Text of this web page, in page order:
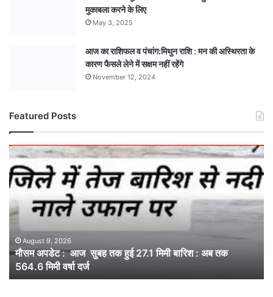
मुकाबला करने के लिए
May 3, 2025
आज का राशिफल व पंचांग:मिथुन राशि : मन की अस्थिरता के
कारण फैसले लेने में सक्षम नहीं रहेंगे
November 12, 2024
Featured Posts
अपडेट
:
आज
सुबह
तक
27.1
मिमी
बारिश
:
August 9, 2026
मौसम अपडेट : आज सुबह तक हुई 27.1 मिमी बारिश : अब तक
564.6 मिमी वर्षा दर्ज